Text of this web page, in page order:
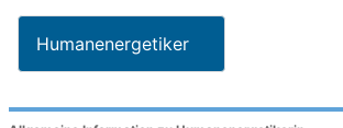
Humanenergetiker